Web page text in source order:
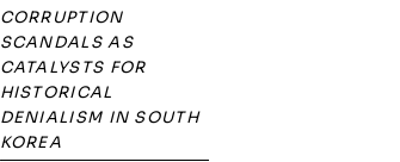
CORRUPTION
SCANDALS AS
CATALYSTS FOR
HISTORICAL
DENIALISM IN SOUTH
KOREA